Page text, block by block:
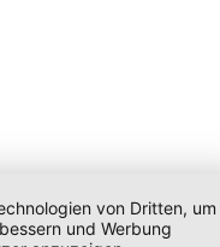
von Dritten, um
und Werbung